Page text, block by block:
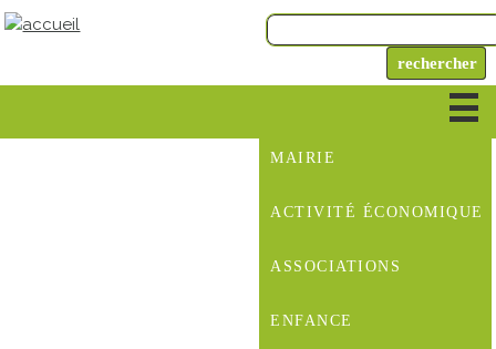
MAIRIE
ACTIVITÉ ÉCONOMIQUE
ASSOCIATIONS
ENFANCE